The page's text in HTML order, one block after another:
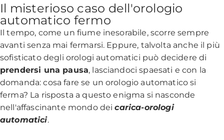
Il misterioso caso dell'orologio
automatico fermo
Il tempo, come un fiume inesorabile, scorre sempre
avanti senza mai fermarsi. Eppure, talvolta anche il più
sofisticato degli orologi automatici può decidere di
prendersi una pausa, lasciandoci spaesati e con la
domanda: cosa fare se un orologio automatico si
ferma? La risposta a questo enigma si nasconde
nell'affascinante mondo deicarica-orologi
automatici.